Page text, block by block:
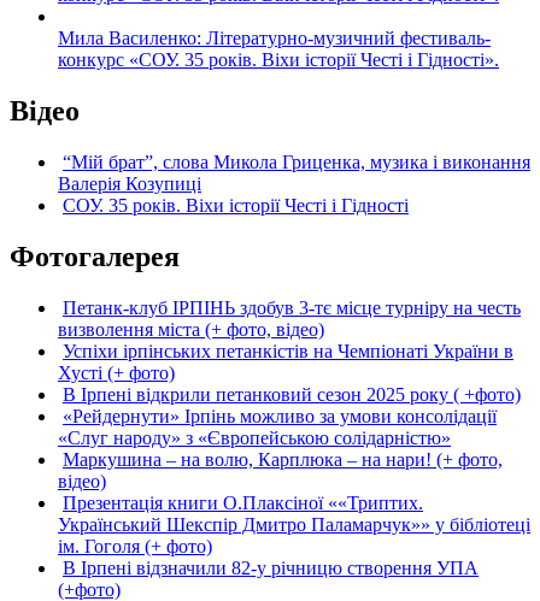
Мила Василенко: Літературно-музичний фестиваль-
конкурс «СОУ. 35 років. Віхи історії Честі і Гідності».
Відео
“Мій брат”, слова Микола Гриценка, музика і виконання
Валерія Козупиці
СОУ. 35 років. Віхи історії Честі і Гідності
Фотогалерея
Петанк-клуб ІРПІНЬ здобув 3-тє місце турніру на честь
визволення міста (+ фото, відео)
Успіхи ірпінських петанкістів на Чемпіонаті України в
Хусті (+ фото)
В Ірпені відкрили петанковий сезон 2025 року ( +фото)
«Рейдернути» Ірпінь можливо за умови консолідації
«Слуг народу» з «Європейською солідарністю»
Маркушина – на волю, Карплюка – на нари! (+ фото,
відео)
Презентація книги О.Плаксіної ««Триптих.
Український Шекспір Дмитро Паламарчук»» у бібліотеці
ім. Гоголя (+ фото)
В Ірпені відзначили 82-у річницю створення УПА
(+фото)